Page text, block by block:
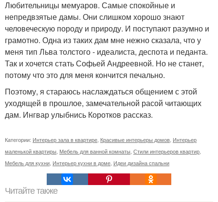
Любительницы мемуаров. Самые спокойные и
непредвзятые дамы. Они слишком хорошо знают
человеческую породу и природу. И поступают разумно и
грамотно. Одна из таких дам мне нежно сказала, что у
меня тип Льва толстого - идеалиста, деспота и педанта.
Так и хочется стать Софьей Андреевной. Но не станет,
потому что это для меня кончится печально.
Поэтому, я стараюсь наслаждаться общением с этой
уходящей в прошлое, замечательной расой читающих
дам. Ингвар улыбнись Коротков рассказ.
Категории: Интерьер зала в квартире, Красивые интерьеры домов, Интерьер
маленькой квартиры, Мебель для ванной комнаты, Стили интерьеров квартир,
Мебель для кухни, Интерьер кухни в доме, Идеи дизайна спальни
Читайте также